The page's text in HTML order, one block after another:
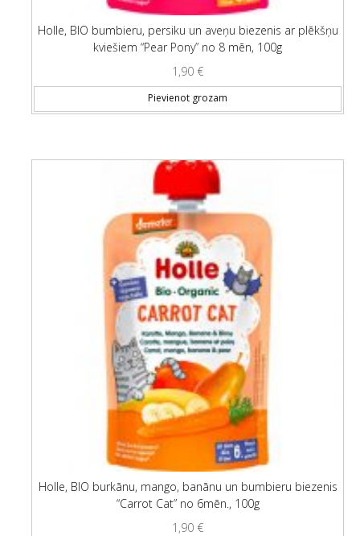
Holle, BIO bumbieru, persiku un aveņu biezenis ar plēkšņu
kviešiem “Pear Pony” no 8 mēn, 100g
1,90 €
Pievienot grozam
Holle, BIO burkānu, mango, banānu un bumbieru biezenis
“Carrot Cat” no 6mēn., 100g
1,90 €